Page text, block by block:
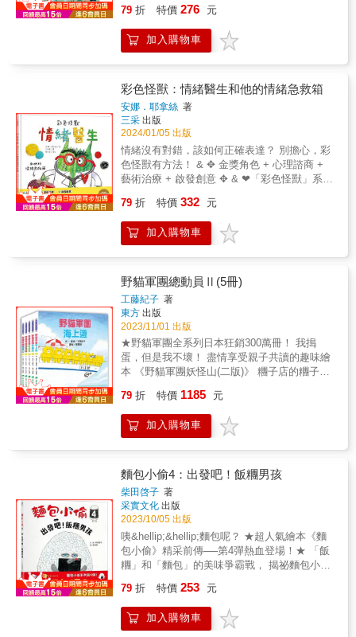
啵啵的南瓜咖哩派對》《河馬啵啵的音樂派
河馬啵啵與動物村好朋友學習合作、互助、友
愛，從生活情境中啟發「五感」，激盪創造力
和想像力。每個故事都是一則生活題材，陪孩
色〕★展現合作互助、溫暖友愛的精神，適合
親子共讀，聊聊如何在生活中實踐並積極解決
難題。★動物角色可愛鮮活、插圖明亮活潑、
故事趣味生動，深深擄獲孩子的心，喚起強烈
的情感共鳴。★系列書涵蓋各種貼近生活的主
題，有令人躍躍欲試的「果汁、剉冰、麵包、
壽司」配方及充滿想像的樹屋、創意樂器，陪
「五感」教育。★歡樂推薦Ali陳為伶／幼兒玩
樂家彥如姐姐／《童話夢想家》兒童節目主持
人盧方方／後青春繪本館主編（依首字筆畫排
個加入小石頭的破鼓，讓孩子重新思考『樂
器』的定義──它不一定只能買，也可以自己
做！聲音就在生活裡，在想像力之中，在創意
被激發的那一刻！這樣的轉念，就像孩子在故
事中學會用全新角度看待世界，是好美的一件
事啊！」──彥如姐姐／《童話夢想家》兒童節
目主持人「自己製作樂器是創作音樂的樂趣之
一，並且用這個世界唯一原創的樂器來演奏，
真是太美妙了！這是從一個壞掉的鼓開始的故
不到的驚喜。『鼓的聲音』透過不同方式復活
了，啵啵發現了這件事，真是太棒了。每個人
聚在一起享受美好的樂聲時，就是音樂真正的
妙趣。」──日本讀者好評1「破損的鼓稍做改
變，成了一個全新的樂器，並且發出美妙的音
色！啵啵的朋友們看到了這點，他們也利用周
圍的東西製作自己的樂器，就像上美勞課般有
趣。小朋友總會忽然想到一個點子，然後去做
些有趣的東西。這本書讓人體會創作時開心及
興奮的感覺。」──日本讀者好評2
可能會有害怕的時候」，而其實害怕並不完全
是不好的事情，它有的時候會保護我們，有的
時候更會給予我們表現勇敢的機會呢！在明白
事的最後，奶奶竟然也因為需要臨時幫忙上台
演出一個角色，而表現出害怕的樣子－－這次
換成貝拉來鼓勵她了！最後，在奶奶的陪同
下，兩人順利完成了一次精彩的演出。這樣的
安排真的讓讀者很有感悟，確實不只是孩子，
身為大人的我們也常常有許多感到害怕的時候
啊！ 《怎麼辦？我會怕！》這部作品，用
貼近孩子生活的故事和溫暖細緻的插圖，來幫
助孩子理解「害怕」這種自然情感。爸媽們可
怕，但還是想試試看」的時刻，引導孩子學習
管理情緒以適應不同的情況，找到勇敢面對的
方法，也讓孩子知道——勇敢不是無所畏懼，
而是在害怕的時刻，依然有勇氣許下承諾繼續
前進喔！＊學習領域：語文、生活課程 (身心素
質與自我精進/擁有合宜的人性觀與自我觀)、綜
合活動 (人際關係與溝通活動、解決問題)、健
康與體育(情緒的健康/適當表達自己的情緒) ＊
議題：SDG3「良好健康和福祉」／心理健康／
情緒教育／品德教育／人際互動
人的需求也都不同。 像是憤怒，她的音量驚
人，需要大的空間讓她盡情尖叫狂吼。 悲傷的
聲音很小，不時會害浴室淹水。 感謝什麼要求
的好相處，有的棘手。 不過，不管是哪一種情
緒，我都會挪出空房招待，聆聽每一位客人的
心聲。 作者莉迪亞將我們所擁有的情緒和感
受，擬作形形色色的客人，現身在這座大飯店
裡，有悲傷、憤怒、平靜、焦慮、感謝、信
心、自信，還有愛和喜悅。 她曾提到：「所有
情緒都是真的，沒有任何『壞情緒』，只有
『不恰當的』處理方式。」 於是，每一家情緒
大飯店，都有一位飯店經理，照顧好每一位客
聽；「憤怒」被關在小房間時，要注意他可能
會變身成其他的情緒；一不留神，都會讓他們
在大飯店住上好長一段時間。 有時候，等待有
住下來，像是「平靜」，還有帶來許多好客人
的「喜悅」和「愛」。 情緒的模樣千變萬化，
不管以什麼姿態現身，會提出多少的要求，我
們敞開心房，真實的感受每一個情緒上門，挪
出時間傾聽他們的心聲，陪伴每一位客人入住
和退房。 &
79 折 特價 276 元
加入購物車
彩色怪獸：情緒醫生和他的情緒急救箱
安娜．耶拿絲 著
三采 出版
2024/01/05 出版
情緒沒有對錯，該如何正確表達？ 別擔心，彩
色怪獸有方法！ & ✥ 金獎角色 + 心理諮商 +
藝術治療 + 啟發創意 ✥ & ❤「彩色怪獸」系列
讀」優良少年兒童讀物、 耕心學院 「十大好情
緒SEL繪本」， 情緒教育暢銷作者最新力作 ❤
幼教老師、心理師、職能治療師最愛的教材 ❤
說。 彩色怪獸是我的情緒醫生，他教我怎麼形
容不舒服的感覺， 接著他拿出了一個情緒急救
箱，裡面有好多神奇的小東西。 我們一起畫
畫、慢慢深呼吸， 啊，不舒服的感覺，好像漸
漸消失了&hellip;&hellip; & 【情緒處方】 ❤ 拼
貼技法與多種媒材，結合藝術治療與心理諮
商。 ❤ 特製增加勇氣妙招，培養孩子說「不」
的能力！ ❤ 聆聽身體和心靈的聲音，一步步認
知、舒緩情緒。 ❤ 讓孩子理解父母的愛沒有條
大領域分類：情緒、健康、認知 ◎六大核心素
養：覺知辨識、表達溝通、自主管理 ◎有注
音，5歲以下親子共讀，5歲以上自行閱讀。 有
感推薦 & 語言治療師、藝術療育者 吳雅婷 最
暖心的教授媽媽 郭葉珍 臨床心理師、「當心理
師遇見繪本」主理人 黃宜珊 精神科醫師、榮格
心理分析師、作家 鄧惠文 作家、繪本評論人
賴嘉綾 諮商心理師、職業生涯諮詢師 盧美妏
（依姓氏筆畫排序） 專家推薦 &bull;「在生活
中，和孩子一起練習使用情緒急救箱裡的種種
處方，體會情緒的起伏和回歸平靜的感受，每
個孩子都可以成為情緒醫生。」―― 臺灣芯福
里情緒教育推廣協會理事長、親職教育專家 楊
俐容 &bull;「複雜的心情經常藏在身體裡，不
知不覺影響著我們，其實，這些心情一直在等
79 折 特價 332 元
加入購物車
野貓軍團總動員Ⅱ(5冊)
工藤紀子 著
東方 出版
2023/11/01 出版
★野貓軍團全系列日本狂銷300萬冊！ 我搗
蛋，但是我不壞！ 盡情享受親子共讀的趣味繪
本 《野貓軍團妖怪山(二版)》 糰子店的糰子被
軍團將勇闖妖怪山！ 這是汪汪開的糰子店。野
貓軍團正在外面偷看&hellip;&hellip;他們好想吃
糰子。 野貓軍團偷偷的到糰子店裡做糰子，正
掉了！ 野貓軍團看到地上有腳印，沿途還有串
糰子的竹籤&hellip;&hellip;好像會出現可怕的妖
怪&hellip;&hellip; 真的是妖怪吃掉糰子嗎？野
貓軍團這次將勇闖妖怪山，找尋糰子的下落！
《野貓軍團咖哩飯(二版)》 哇！香噴噴的咖哩
飯引來了大老虎！ 這次野貓軍團將展開一場叢
林大冒險！ 這是汪汪開的咖哩屋。 野貓軍團正
在外面偷看&hellip;&hellip;他們好想吃咖哩飯。
野貓軍團偷偷的到店裡做咖哩飯， 正當快做好
&hellip;&hellip; 原來是大老虎聞香而來，把咖
哩飯全部都吃光光！ 還要野貓軍團做他的小嘍
79 折 特價 1185 元
加入購物車
麵包小偷4：出發吧！飯糰男孩
柴田啓子 著
采實文化 出版
2023/10/05 出版
咦&hellip;&hellip;麵包呢？ ★超人氣繪本《麵
包小偷》精采前傳──第4彈熱血登場！★ 「飯
糰」和「麵包」的美味爭霸戰， 揭祕麵包小偷
小偷》系列精采續作！ ★令人意外的劇情發
展，讓孩子在從趣味故事中完成品格教育！ 專
門販售飯糰的「飯糰一家」，有一個兒子叫
79 折 特價 253 元
加入購物車